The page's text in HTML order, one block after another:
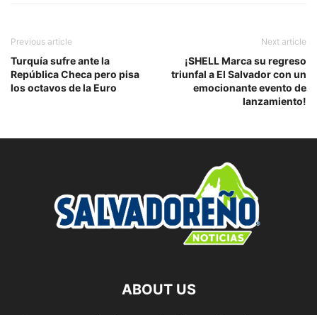
Previous article
Turquía sufre ante la
República Checa pero pisa
los octavos de la Euro
Next article
¡SHELL Marca su regreso
triunfal a El Salvador con un
emocionante evento de
lanzamiento!
ABOUT US